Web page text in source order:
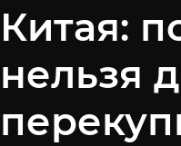
Китая:
нельзя